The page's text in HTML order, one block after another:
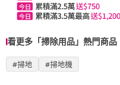
看更多「掃除用品」熱門商品
#掃地 #掃地機